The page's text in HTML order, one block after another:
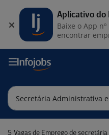
5 Vagas de Emprego de secretária
Aplicativo do
Baixe o App
encontrar